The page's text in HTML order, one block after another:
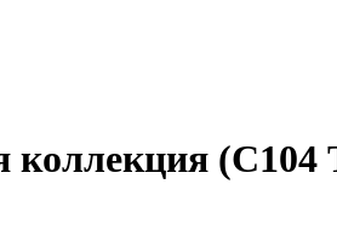
коллекция